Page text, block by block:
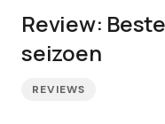
Review:
seizoen
REVIEWS